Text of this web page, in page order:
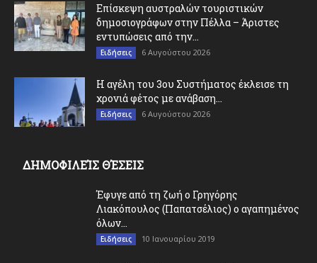
Επίσκεψη αυστραλών τουριστικών
δημοσιογράφων στην Πέλλα – Άριστες
εντυπώσεις από την...
Ειδήσεις 6 Αυγούστου 2026
Η αγέλη του 3ου Συστήματος έκλεισε τη
χρονιά φέτος με ανάβαση...
Ειδήσεις 6 Αυγούστου 2026
ΔΗΜΟΦΙΛΕΊΣ ΘΈΣΕΙΣ
Έφυγε από τη ζωή ο Γρηγόρης
Λιακόπουλος (Παπατσέλιος) ο αγαπημένος
όλων...
Ειδήσεις 10 Ιανουαρίου 2019